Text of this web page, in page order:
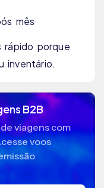
mês
rápido porque
inventário.
B2B
viagens com
voos